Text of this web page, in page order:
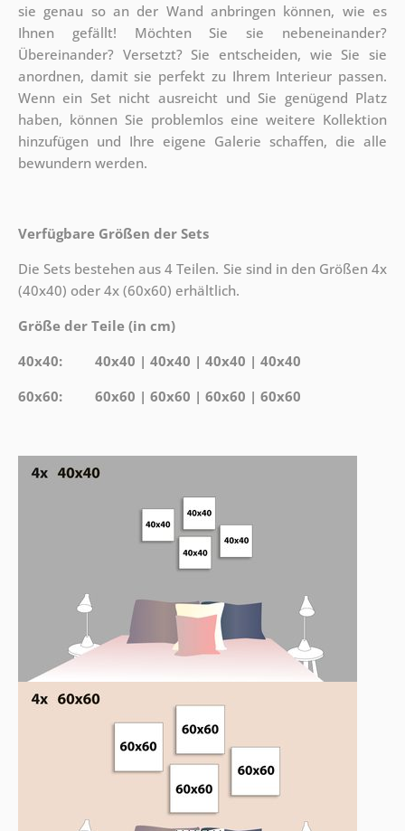
sie genau so an der Wand anbringen können, wie es
Ihnen gefällt! Möchten Sie sie nebeneinander?
Übereinander? Versetzt? Sie entscheiden, wie Sie sie
anordnen, damit sie perfekt zu Ihrem Interieur passen.
Wenn ein Set nicht ausreicht und Sie genügend Platz
haben, können Sie problemlos eine weitere Kollektion
hinzufügen und Ihre eigene Galerie schaffen, die alle
bewundern werden.
Verfügbare Größen der Sets
Die Sets bestehen aus 4 Teilen. Sie sind in den Größen 4x
(40x40) oder 4x (60x60) erhältlich.
Größe der Teile (in cm)
40x40: 40x40 | 40x40 | 40x40 | 40x40
60x60: 60x60 | 60x60 | 60x60 | 60x60